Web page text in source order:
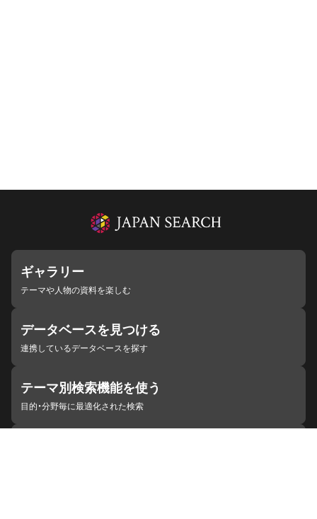
ギャラリー
テーマや人物の資料を楽しむ
データベースを見つける
連携しているデータベースを探す
テーマ別検索機能を使う
目的・分野毎に最適化された検索